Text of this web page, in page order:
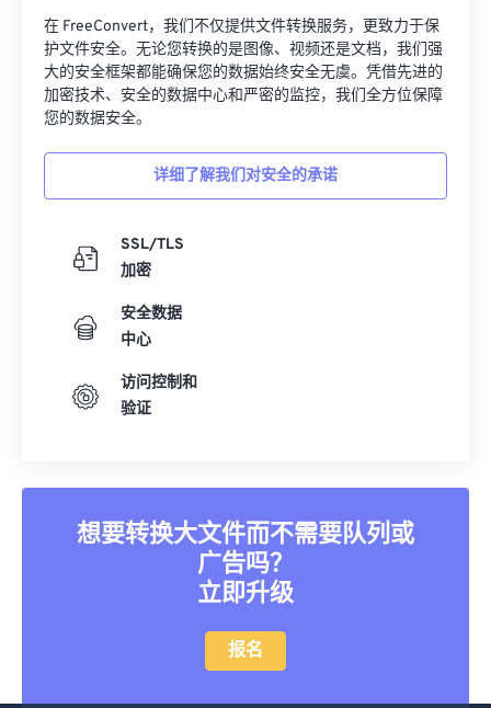
在 FreeConvert，我们不仅提供文件转换服务，更致力于保
护文件安全。无论您转换的是图像、视频还是文档，我们强
大的安全框架都能确保您的数据始终安全无虞。凭借先进的
加密技术、安全的数据中心和严密的监控，我们全方位保障
您的数据安全。
详细了解我们对安全的承诺
SSL/TLS
加密
安全数据
中心
访问控制和
验证
想要转换大文件而不需要队列或
广告吗？
立即升级
报名